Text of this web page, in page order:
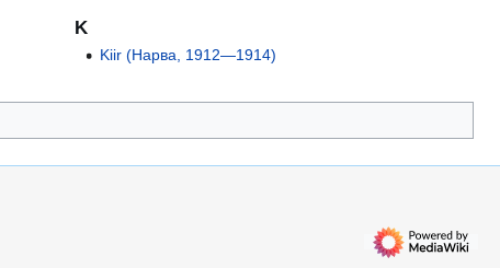
K
Kiir (Нарва, 1912—1914)